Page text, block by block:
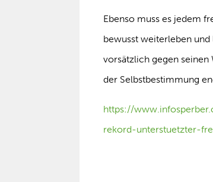
Ebenso muss es jedem
bewusst weiterleben
vorsätzlich gegen
der Selbstbestimmung
https://
rekord-unterstuetzter-